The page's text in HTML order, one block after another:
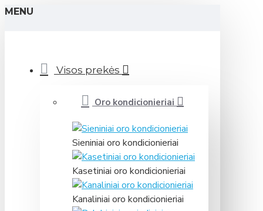
MENU
Visos prekės
Oro kondicionieriai
Sieniniai oro kondicionieriai
Kasetiniai oro kondicionieriai
Kanaliniai oro kondicionieriai